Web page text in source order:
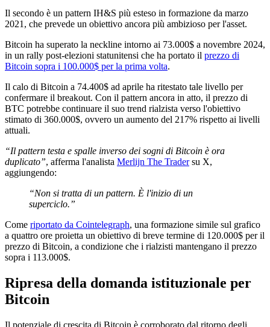
Il secondo è un pattern IH&S più esteso in formazione da marzo
2021, che prevede un obiettivo ancora più ambizioso per l'asset.
Bitcoin ha superato la neckline intorno ai 73.000$ a novembre 2024,
in un rally post-elezioni statunitensi che ha portato il prezzo di
Bitcoin sopra i 100.000$ per la prima volta.
Il calo di Bitcoin a 74.400$ ad aprile ha ritestato tale livello per
confermare il breakout. Con il pattern ancora in atto, il prezzo di
BTC potrebbe continuare il suo trend rialzista verso l'obiettivo
stimato di 360.000$, ovvero un aumento del 217% rispetto ai livelli
attuali.
“Il pattern testa e spalle inverso dei sogni di Bitcoin è ora
duplicato”, afferma l'analista Merlijn The Tradersu X,
aggiungendo:
“Non si tratta di un pattern. È l'inizio di un
superciclo.”
Come riportato da Cointelegraph, una formazione simile sul grafico
a quattro ore proietta un obiettivo di breve termine di 120.000$ per il
prezzo di Bitcoin, a condizione che i rialzisti mantengano il prezzo
sopra i 113.000$.
Ripresa della domanda istituzionale per
Bitcoin
Il potenziale di crescita di Bitcoin è corroborato dal ritorno degli